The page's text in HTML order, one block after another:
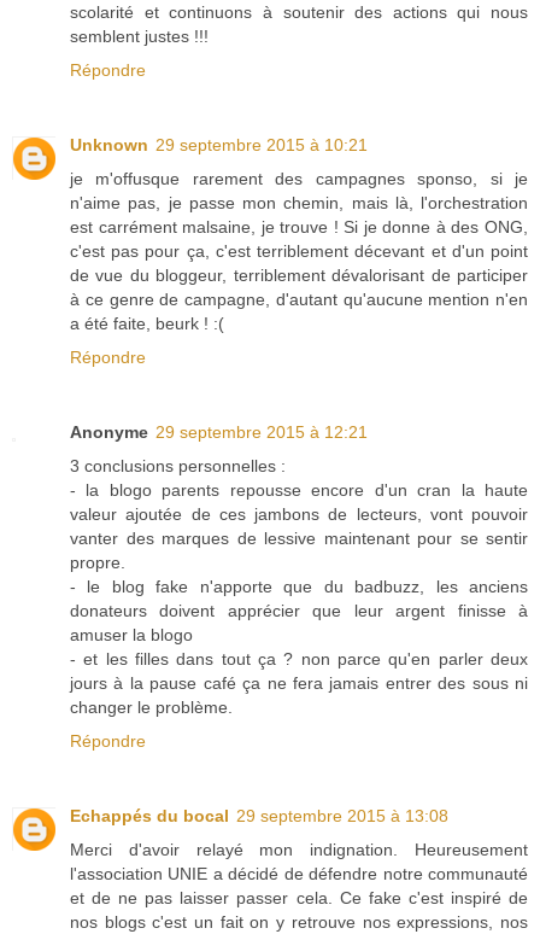
scolarité et continuons à soutenir des actions qui nous
semblent justes !!!
Répondre
Unknown 29 septembre 2015 à 10:21
je m'offusque rarement des campagnes sponso, si je
n'aime pas, je passe mon chemin, mais là, l'orchestration
est carrément malsaine, je trouve ! Si je donne à des ONG,
c'est pas pour ça, c'est terriblement décevant et d'un point
de vue du bloggeur, terriblement dévalorisant de participer
à ce genre de campagne, d'autant qu'aucune mention n'en
a été faite, beurk ! :(
Répondre
Anonyme 29 septembre 2015 à 12:21
3 conclusions personnelles :
- la blogo parents repousse encore d'un cran la haute
valeur ajoutée de ces jambons de lecteurs, vont pouvoir
vanter des marques de lessive maintenant pour se sentir
propre.
- le blog fake n'apporte que du badbuzz, les anciens
donateurs doivent apprécier que leur argent finisse à
amuser la blogo
- et les filles dans tout ça ? non parce qu'en parler deux
jours à la pause café ça ne fera jamais entrer des sous ni
changer le problème.
Répondre
Echappés du bocal 29 septembre 2015 à 13:08
Merci d'avoir relayé mon indignation. Heureusement
l'association UNIE a décidé de défendre notre communauté
et de ne pas laisser passer cela. Ce fake c'est inspiré de
nos blogs c'est un fait on y retrouve nos expressions, nos